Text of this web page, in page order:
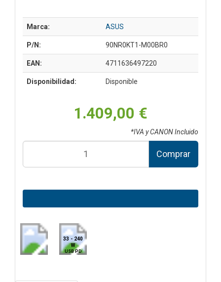
Marca: ASUS
P/N: 90NR0KT1-M00BR0
EAN: 4711636497220
Disponibilidad: Disponible
1.409,00 €
*IVA y CANON Incluido
Comprar
33 - 240
W
USB PD